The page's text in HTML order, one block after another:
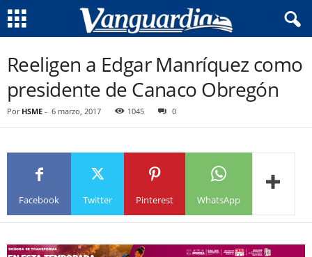
Reeligen a Edgar Manríquez como
presidente de Canaco Obregón
Por HSME - 6 marzo, 2017 1045 0
Facebook Twitter Pinterest WhatsApp